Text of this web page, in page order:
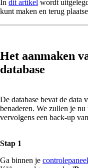
In dit artikel wordt
kunt maken en terug
Het aanmaken
database
De database bevat de data
benaderen. We zullen je
vervolgens een back-up
Stap 1
Ga binnen je controlepaneel